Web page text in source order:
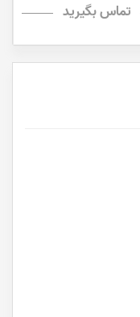
تماس بگیرید